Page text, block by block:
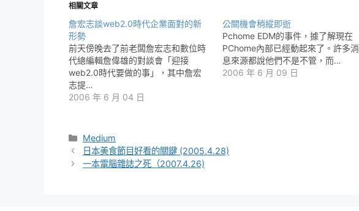
相關文章
詹宏志談web2.0時代企業面對的新
形勢
前天傍晚去了前老闆詹宏志和數位時
代總編輯詹偉雄的對談會「迎接
web2.0時代要做的事」，其中詹宏
志提…
2006 年 6 月 04 日
公關機會稍縱即逝
Pchome EDM的事件，據了解現在
PChome內部已經動起來了。許多消
息來源都說他們不是不管，而…
2006 年 6 月 09 日
分
類
Medium
日本美食節目好看的關鍵 (2005.4.28)
一本電腦雜誌之死（2007.4.26)